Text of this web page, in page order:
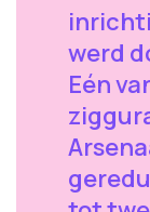
werd
Eén